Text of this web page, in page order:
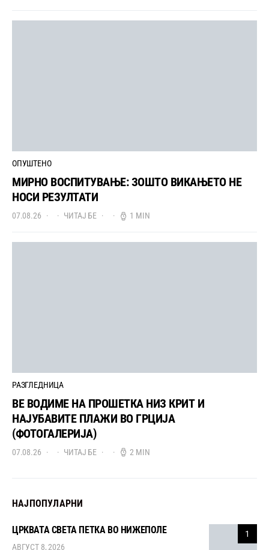
ОПУШТЕНО
МИРНО ВОСПИТУВАЊЕ: ЗОШТО ВИКАЊЕТО НЕ
НОСИ РЕЗУЛТАТИ
07.08.26 ЧИТАЈ БЕ 1 MIN
РАЗГЛЕДНИЦА
ВЕ ВОДИМЕ НА ПРОШЕТКА НИЗ КРИТ И
НАЈУБАВИТЕ ПЛАЖИ ВО ГРЦИЈА
(ФОТОГАЛЕРИЈА)
07.08.26 ЧИТАЈ БЕ 2 MIN
НАЈПОПУЛАРНИ
1
ЦРКВАТА СВЕТА ПЕТКА ВО НИЖЕПОЛЕ
АВГУСТ 8, 2026